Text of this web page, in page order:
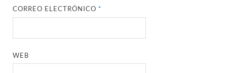
CORREO ELECTRÓNICO*
WEB